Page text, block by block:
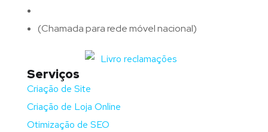
(Chamada para rede móvel nacional)
Serviços
Criação de Site
Criação de Loja Online
Otimização de SEO